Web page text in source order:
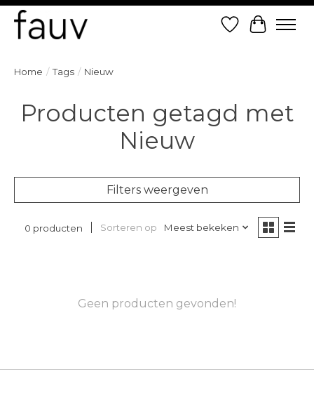
Verlanglijst
Home / Tags / Nieuw
Producten getagd met
Nieuw
Filters weergeven
0 producten Sorteren op Meest bekeken
Geen producten gevonden!